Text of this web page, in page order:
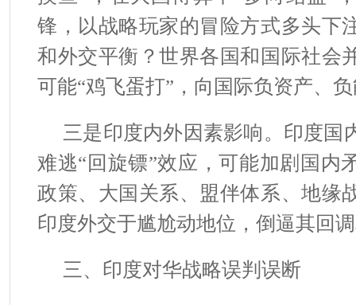
锋，以战略玩家的冒险方式多头下
和外交平衡？世界各国和国际社会
可能“鸡飞蛋打”，向国际负资产、
三是印度内外因素影响。印度国
难逃“回旋镖”效应，可能加剧国内
政策、大国关系、盟伴体系、地缘
印度外交于尴尬动地位，倒逼其回
三、印度对华战略误判误断